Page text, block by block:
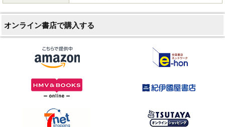
オンライン書店で購入する